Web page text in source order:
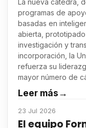
La nueva cátedra,
programas de
basadas en
abierta,
investigación y
incorporación, la
refuerza su
mayor número de
Leer más→
23 Jul 2026
El equipo